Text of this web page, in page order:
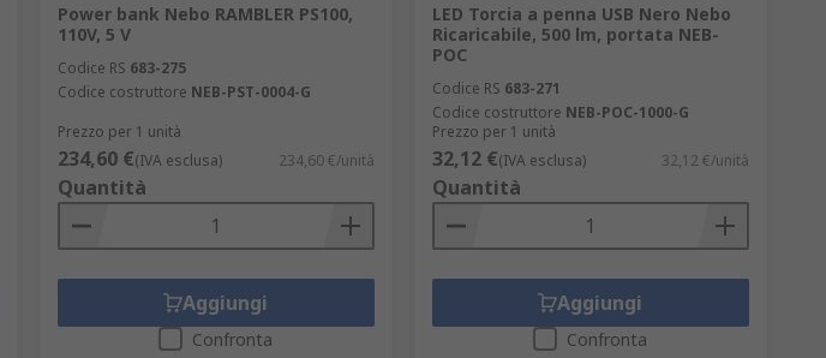
Power bank Nebo RAMBLER PS100,
110V, 5 V
Codice RS 683-275
Codice costruttore NEB-PST-0004-G
Prezzo per 1 unità
234,60 €(IVA esclusa) 234,60 €/unità
Quantità
Aggiungi
Confronta
LED Torcia a penna USB Nero Nebo
Ricaricabile, 500 lm, portata NEB-
POC
Codice RS 683-271
Codice costruttore NEB-POC-1000-G
Prezzo per 1 unità
32,12 €(IVA esclusa) 32,12 €/unità
Quantità
Aggiungi
Confronta